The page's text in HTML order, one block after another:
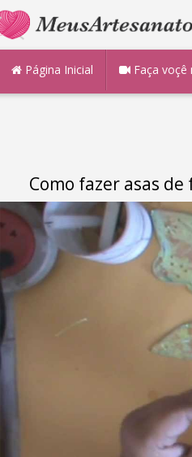
Página Inicial Faça voçê
Como fazer asas